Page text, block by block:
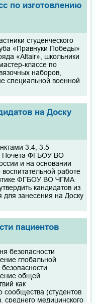
по изготовлению
студенческого
«Правнуки Победы»
«Altair», школьники
классе по
наборов,
специальной военной
на Доску
3.4, 3.5
Почета ФГБОУ ВО
и на основании
работе
ФГБОУ ВО ЧГМА
кандидатов из
занесения на Доску
пациентов
безопасности
глобальной
общей
как
сообщества (студентов
среднего медицинского